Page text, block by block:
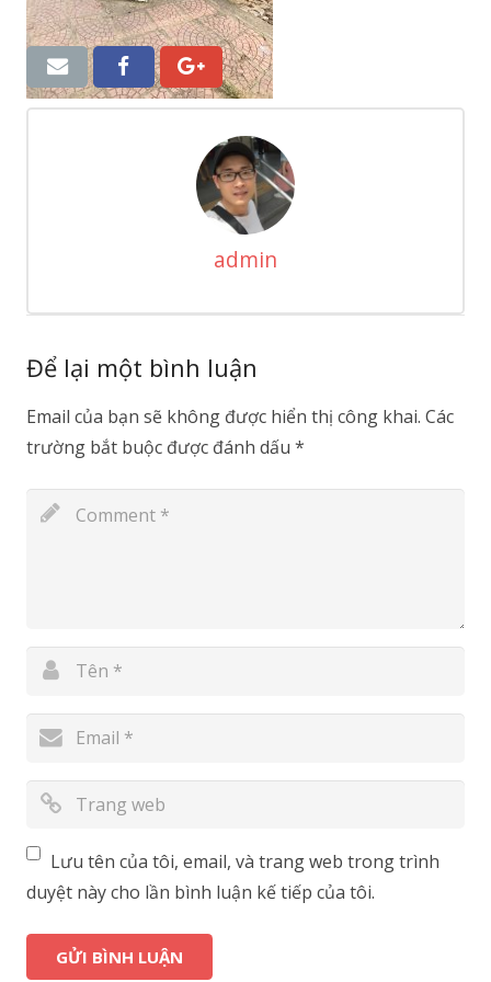
admin
Để lại một bình luận
Email của bạn sẽ không được hiển thị công khai. Các
trường bắt buộc được đánh dấu *
Lưu tên của tôi, email, và trang web trong trình
duyệt này cho lần bình luận kế tiếp của tôi.